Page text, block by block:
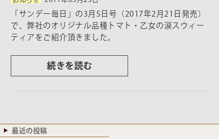
「サンデー毎日」の3月5日号（2017年2月21日発売）
で、弊社のオリジナル品種トマト・乙女の涙スウィー
ティアをご紹介頂きました。
続きを読む
最近の投稿